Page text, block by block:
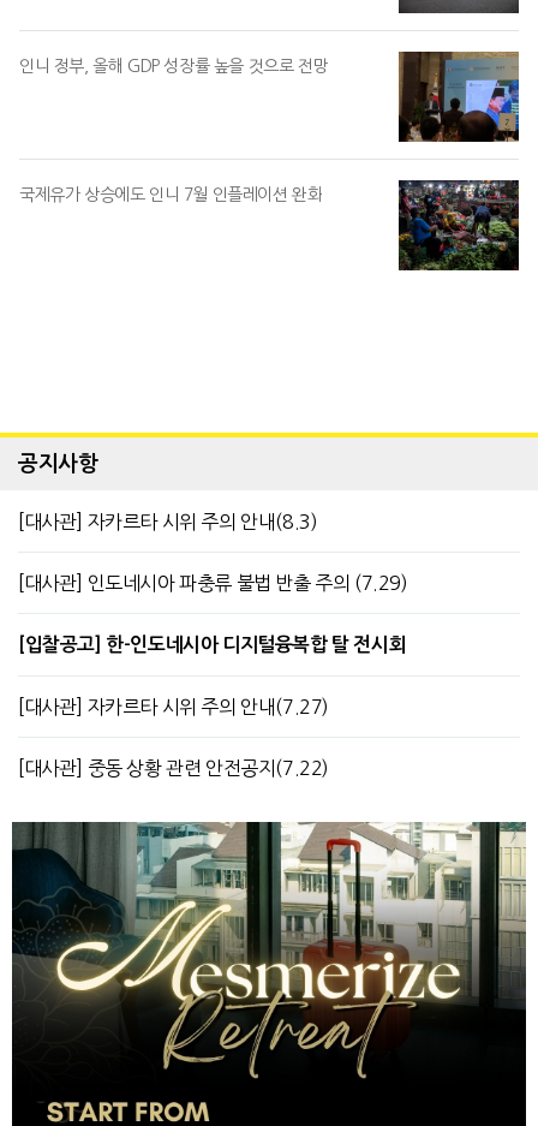
인니 정부, 올해 GDP 성장률 높을 것으로 전망
국제유가 상승에도 인니 7월 인플레이션 완화
공지사항
[대사관] 자카르타 시위 주의 안내(8.3)
[대사관] 인도네시아 파충류 불법 반출 주의 (7.29)
[입찰공고] 한-인도네시아 디지털융복합 탈 전시회
[대사관] 자카르타 시위 주의 안내(7.27)
[대사관] 중동 상황 관련 안전공지(7.22)